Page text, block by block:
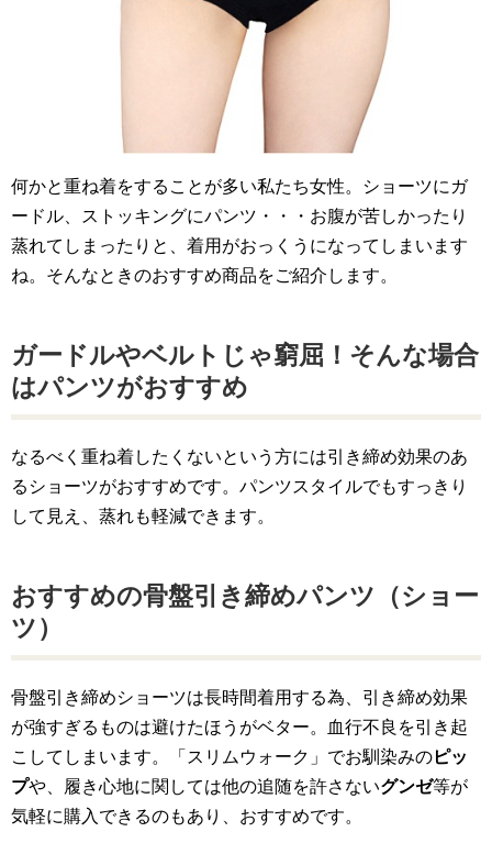
何かと重ね着をすることが多い私たち女性。ショーツにガ
ードル、ストッキングにパンツ・・・お腹が苦しかったり
蒸れてしまったりと、着用がおっくうになってしまいます
ね。そんなときのおすすめ商品をご紹介します。
ガードルやベルトじゃ窮屈！そんな場合
はパンツがおすすめ
なるべく重ね着したくないという方には引き締め効果のあ
るショーツがおすすめです。パンツスタイルでもすっきり
して見え、蒸れも軽減できます。
おすすめの骨盤引き締めパンツ（ショー
ツ）
骨盤引き締めショーツは長時間着用する為、引き締め効果
が強すぎるものは避けたほうがベター。血行不良を引き起
こしてしまいます。「スリムウォーク」でお馴染みのピッ
プや、履き心地に関しては他の追随を許さないグンゼ等が
気軽に購入できるのもあり、おすすめです。